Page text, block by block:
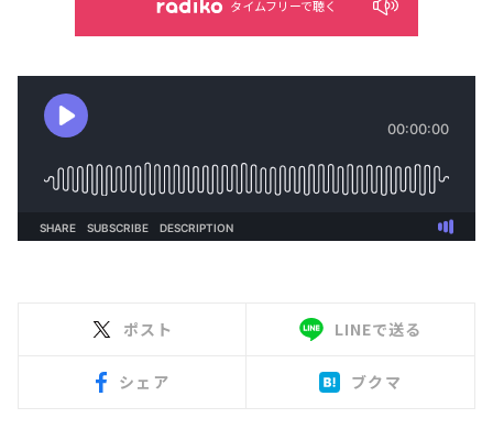
タイムフリーで聴く
ポスト LINEで送る
シェア ブクマ